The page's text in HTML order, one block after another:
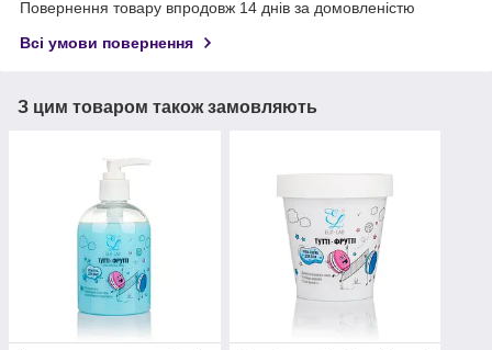
Повернення товару впродовж 14 днів за домовленістю
Всі умови повернення
З цим товаром також замовляють